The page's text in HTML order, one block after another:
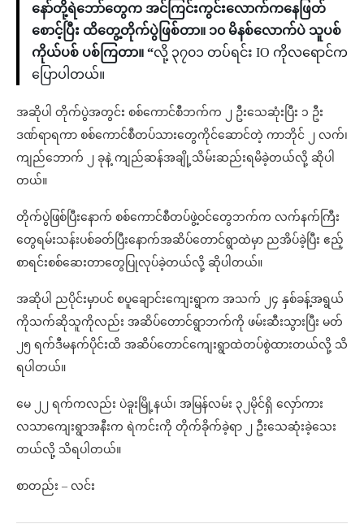
နော်တို့ရဲဘော်တွေက အင်ကြင်းကွင်းလောက်ကနေဖြတ်
စောင့်ပြီး ထိတွေ့တိုက်ပွဲဖြစ်တာ။ ၁၀ မိနစ်လောက်ပဲ သူပစ်
ကိုယ်ပစ် ပစ်ကြတာ။ “လို့ ၃၇၀၁ တပ်ရင်း IO ကိုလရောင်က
ပြောပါတယ်။
အဆိုပါ တိုက်ပွဲအတွင်း စစ်ကောင်စီဘက်က ၂ ဦးသေဆုံးပြီး ၁ ဦး
ဒဏ်ရာရကာ စစ်ကောင်စီတပ်သားတွေကိုင်ဆောင်တဲ့ ကာဘိုင် ၂ လက်၊
ကျည်ဘောက် ၂ ခုနဲ့ ကျည်ဆန်အချို့သိမ်းဆည်းရမိခဲ့တယ်လို့ ဆိုပါ
တယ်။
တိုက်ပွဲဖြစ်ပြီးနောက် စစ်ကောင်စီတပ်ဖွဲ့ဝင်တွေဘက်က လက်နက်ကြီး
တွေရမ်းသန်းပစ်ခတ်ပြီးနောက်အဆိပ်တောင်ရွာထဲမှာ ညအိပ်ခဲ့ပြီး ဧည့်
စာရင်းစစ်ဆေးတာတွေပြုလုပ်ခဲ့တယ်လို့ ဆိုပါတယ်။
အဆိုပါ ညပိုင်းမှာပင် စပူချောင်းကျေးရွာက အသက် ၂၄ နှစ်ခန့်အရွယ်
ကိုသက်ဆိုသူကိုလည်း အဆိပ်တောင်ရွာဘက်ကို ဖမ်းဆီးသွားပြီး မတ်
၂၅ ရက်ဒီမနက်ပိုင်းထိ အဆိပ်တောင်ကျေးရွာထဲတပ်စွဲထားတယ်လို့ သိ
ရပါတယ်။
မေ ၂၂ ရက်ကလည်း ပဲခူးမြို့နယ်၊ အမြန်လမ်း ၃၂မိုင်ရှိ လှော်ကား
လသာကျေးရွာအနီးက ရဲကင်းကို တိုက်ခိုက်ခဲ့ရာ ၂ ဦးသေဆုံးခဲ့သေး
တယ်လို့ သိရပါတယ်။
စာတည်း – လင်း